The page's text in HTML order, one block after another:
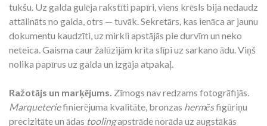
tukšu. Uz galda gulēja rakstīti papīri, viens krēsls bija nedaudz
attālināts no galda, otrs — tuvāk. Sekretārs, kas ienāca ar jaunu
dokumentu kaudzīti, uz mirkli apstājās pie durvīm un neko
neteica. Gaisma caur žalūzijām krita slīpi uz sarkano ādu. Viņš
nolika papīrus uz galda un izgāja atpakaļ.
Ražotājs un marķējums. Zīmogs nav redzams fotogrāfijās.
Marqueteriefinierējuma kvalitāte, bronzas hermēsfigūriņu
precizitāte un ādas toolingapstrāde norāda uz augstākās